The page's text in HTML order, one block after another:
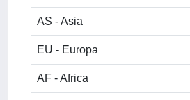
AS - Asia
EU - Europa
AF - Africa